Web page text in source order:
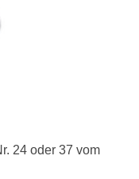
24 oder 37 vom